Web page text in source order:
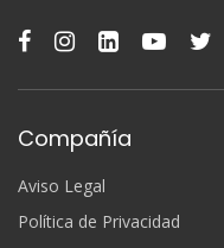
Compañía
Aviso Legal
Política de Privacidad